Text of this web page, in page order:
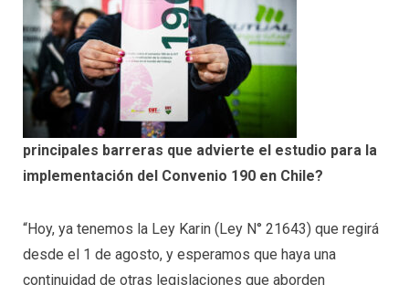
principales barreras que advierte el estudio para la
implementación del Convenio 190 en Chile?
“Hoy, ya tenemos la Ley Karin (Ley N° 21643) que regirá
desde el 1 de agosto, y esperamos que haya una
continuidad de otras legislaciones que aborden